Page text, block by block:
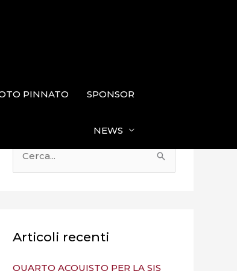
PINNATO SPONSOR
NEWS
e
a
Articoli recenti
QUARTO ACQUISTO PER LA SIS